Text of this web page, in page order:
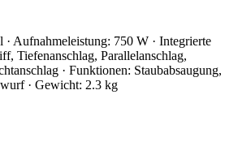
Aufnahmeleistung: 750 W · Integrierte
Tiefenanschlag, Parallelanschlag,
· Funktionen: Staubabsaugung,
· Gewicht: 2.3 kg